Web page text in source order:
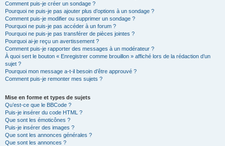
Comment puis-je créer un sondage ?
Pourquoi ne puis-je pas ajouter plus d’options à un sondage ?
Comment puis-je modifier ou supprimer un sondage ?
Pourquoi ne puis-je pas accéder à un forum ?
Pourquoi ne puis-je pas transférer de pièces jointes ?
Pourquoi ai-je reçu un avertissement ?
Comment puis-je rapporter des messages à un modérateur ?
À quoi sert le bouton « Enregistrer comme brouillon » affiché lors de la rédaction d’un
sujet ?
Pourquoi mon message a-t-il besoin d’être approuvé ?
Comment puis-je remonter mes sujets ?
Mise en forme et types de sujets
Qu’est-ce que le BBCode ?
Puis-je insérer du code HTML ?
Que sont les émoticônes ?
Puis-je insérer des images ?
Que sont les annonces générales ?
Que sont les annonces ?